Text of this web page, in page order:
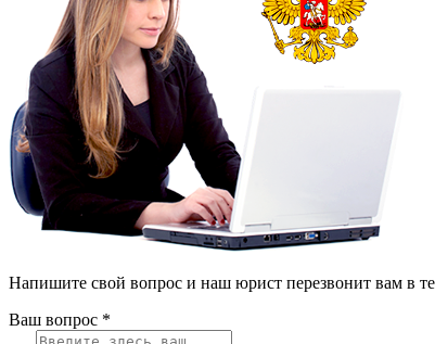
Напишите свой вопрос и наш юрист перезвонит вам в
Ваш вопрос *